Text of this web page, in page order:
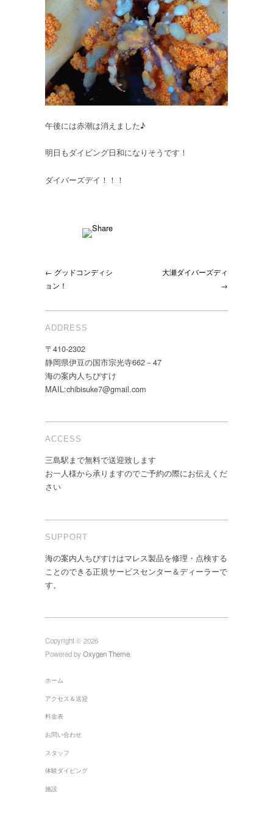
午後には赤潮は消えました♪
明日もダイビング日和になりそうです！
ダイバーズデイ！！！
← グッドコンディシ
ョン！
大瀬ダイバーズディ
→
ADDRESS
〒410-2302
静岡県伊豆の国市宗光寺662－47
海の案内人ちびすけ
MAIL:chibisuke7@gmail.com
ACCESS
三島駅まで無料で送迎致します
お一人様から承りますのでご予約の際にお伝えくだ
さい
SUPPORT
海の案内人ちびすけはマレス製品を修理・点検する
ことのできる正規サービスセンター＆ディーラーで
す。
Copyright © 2026
Powered byOxygen Theme
ホーム
アクセス＆送迎
料金表
お問い合わせ
スタッフ
体験ダイビング
施設